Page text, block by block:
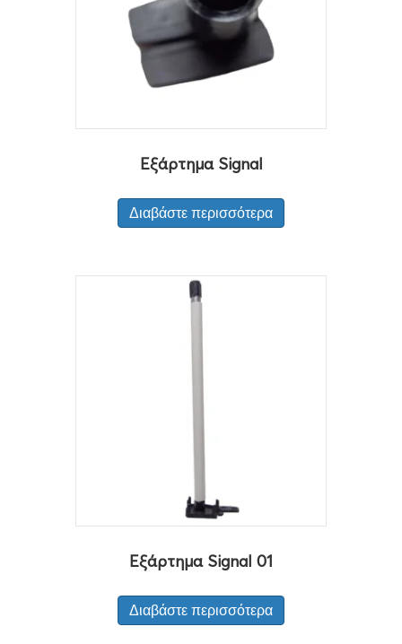
Εξάρτημα Signal
Διαβάστε περισσότερα
Εξάρτημα Signal 01
Διαβάστε περισσότερα